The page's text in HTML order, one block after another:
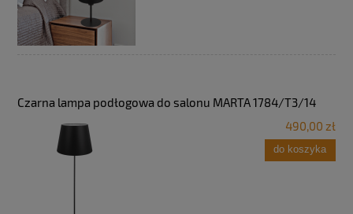
Czarna lampa podłogowa do salonu MARTA 1784/T3/14
490,00 zł
do koszyka